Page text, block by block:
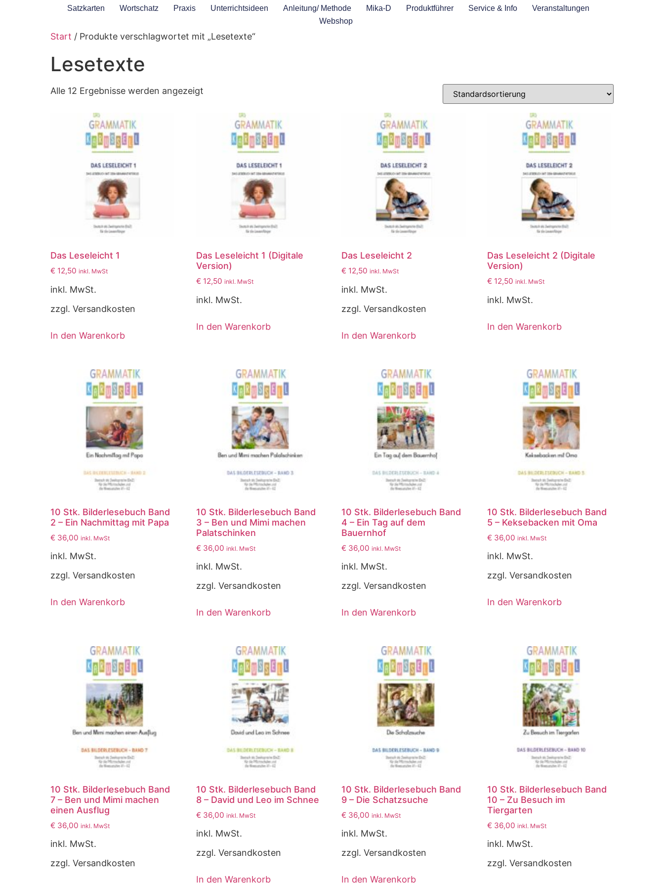
Satzkarten Wortschatz Praxis Unterrichtsideen Anleitung/ Methode Mika-D Produktführer Service & Info
Veranstaltungen
Webshop
Start / Produkte verschlagwortet mit „Lesetexte“
Lesetexte
Alle 12 Ergebnisse werden angezeigt
Das Leseleicht 1
€ 12,50 inkl. MwSt
inkl. MwSt.
zzgl. Versandkosten
In den Warenkorb
Das Leseleicht 1 (Digitale
Version)
€ 12,50 inkl. MwSt
inkl. MwSt.
In den Warenkorb
Das Leseleicht 2
€ 12,50 inkl. MwSt
inkl. MwSt.
zzgl. Versandkosten
In den Warenkorb
Das Leseleicht 2 (Digitale
Version)
€ 12,50 inkl. MwSt
inkl. MwSt.
In den Warenkorb
10 Stk. Bilderlesebuch Band
2 – Ein Nachmittag mit Papa
€ 36,00 inkl. MwSt
inkl. MwSt.
zzgl. Versandkosten
In den Warenkorb
10 Stk. Bilderlesebuch Band
3 – Ben und Mimi machen
Palatschinken
€ 36,00 inkl. MwSt
inkl. MwSt.
zzgl. Versandkosten
In den Warenkorb
10 Stk. Bilderlesebuch Band
4 – Ein Tag auf dem
Bauernhof
€ 36,00 inkl. MwSt
inkl. MwSt.
zzgl. Versandkosten
In den Warenkorb
10 Stk. Bilderlesebuch Band
5 – Keksebacken mit Oma
€ 36,00 inkl. MwSt
inkl. MwSt.
zzgl. Versandkosten
In den Warenkorb
10 Stk. Bilderlesebuch Band
7 – Ben und Mimi machen
einen Ausflug
€ 36,00 inkl. MwSt
inkl. MwSt.
zzgl. Versandkosten
10 Stk. Bilderlesebuch Band
8 – David und Leo im Schnee
€ 36,00 inkl. MwSt
inkl. MwSt.
zzgl. Versandkosten
In den Warenkorb
10 Stk. Bilderlesebuch Band
9 – Die Schatzsuche
€ 36,00 inkl. MwSt
inkl. MwSt.
zzgl. Versandkosten
In den Warenkorb
10 Stk. Bilderlesebuch Band
10 – Zu Besuch im
Tiergarten
€ 36,00 inkl. MwSt
inkl. MwSt.
zzgl. Versandkosten